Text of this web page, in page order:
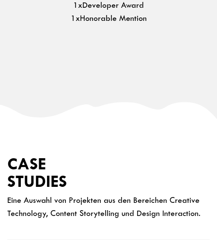
1xDeveloper Award
1xHonorable Mention
CASE
STUDIES
Eine Auswahl von Projekten aus den Bereichen Creative
Technology, Content Storytelling und Design Interaction.